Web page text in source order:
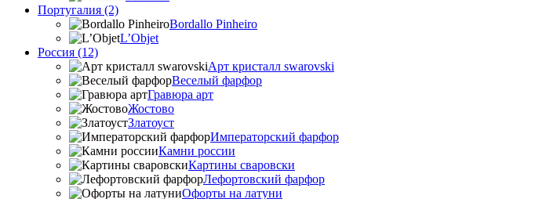
Португалия (2)
Bordallo Pinheiro
L’Objet
Россия (12)
Арт кристалл swarovski
Веселый фарфор
Гравюра арт
Жостово
Златоуст
Императорский фарфор
Камни россии
Картины сваровски
Лефортовский фарфор
Офорты на латуни